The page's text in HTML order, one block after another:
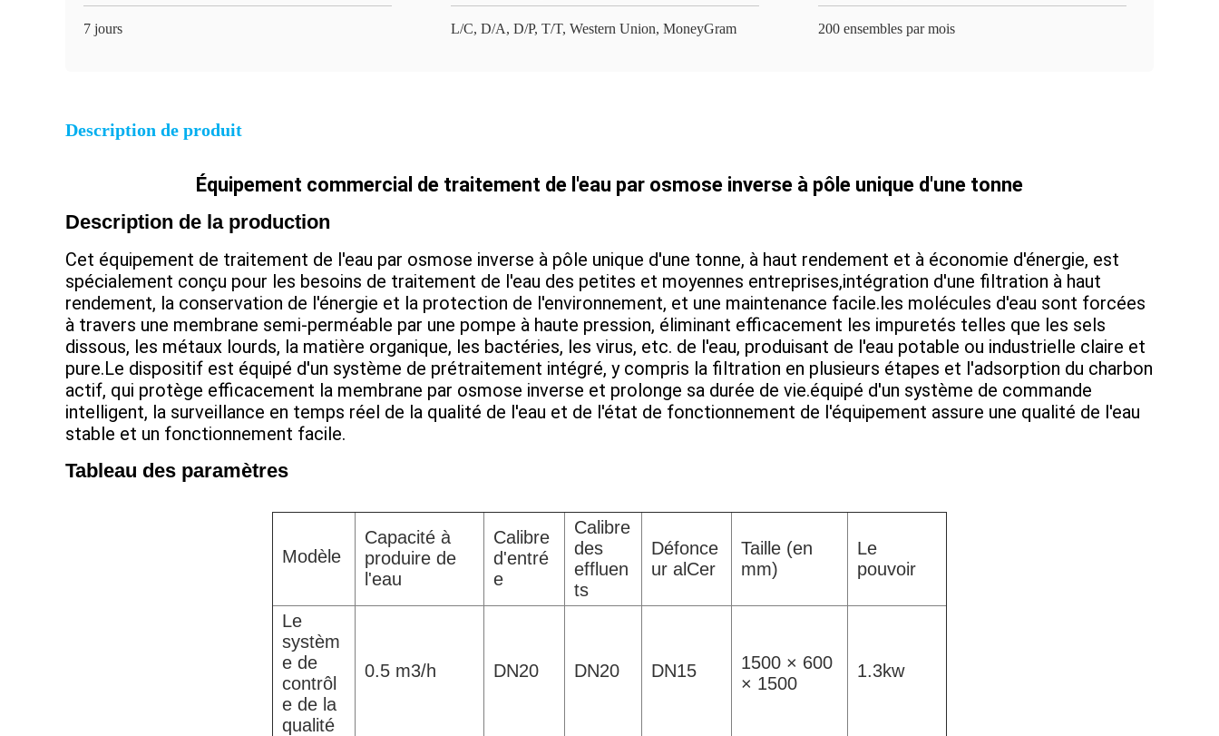
7 jours L/C, D/A, D/P, T/T, Western Union, MoneyGram 200 ensembles par mois
Description de produit
Équipement commercial de traitement de l'eau par osmose inverse à pôle unique d'une tonne
Description de la production
Cet équipement de traitement de l'eau par osmose inverse à pôle unique d'une tonne, à haut rendement et à économie d'énergie, est
spécialement conçu pour les besoins de traitement de l'eau des petites et moyennes entreprises,intégration d'une filtration à haut
rendement, la conservation de l'énergie et la protection de l'environnement, et une maintenance facile.les molécules d'eau sont forcées
à travers une membrane semi-perméable par une pompe à haute pression, éliminant efficacement les impuretés telles que les sels
dissous, les métaux lourds, la matière organique, les bactéries, les virus, etc. de l'eau, produisant de l'eau potable ou industrielle claire et
pure.Le dispositif est équipé d'un système de prétraitement intégré, y compris la filtration en plusieurs étapes et l'adsorption du charbon
actif, qui protège efficacement la membrane par osmose inverse et prolonge sa durée de vie.équipé d'un système de commande
intelligent, la surveillance en temps réel de la qualité de l'eau et de l'état de fonctionnement de l'équipement assure une qualité de l'eau
stable et un fonctionnement facile.
Tableau des paramètres
Modèle
Capacité à
produire de
l'eau
Calibre
d'entré
e
Calibre
des
effluen
ts
Défonce
ur alCer
Taille (en
mm)
Le
pouvoir
Le
systèm
e de
contrôl
e de la
qualité
0.5 m3/h DN20 DN20 DN15
1500 × 600
× 1500
1.3kw